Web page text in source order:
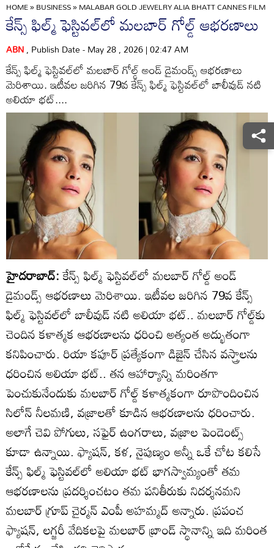
HOME»BUSINESS»MALABAR GOLD JEWELRY ALIA BHATT CANNES FILM
కేన్స్‌ ఫిల్మ్‌ ఫెస్టివల్‌లో మలబార్‌ గోల్డ్‌ ఆభరణాలు
ABN, Publish Date - May 28 , 2026 | 02:47 AM
కేన్స్‌ ఫిల్మ్‌ ఫెస్టివల్‌లో మలబార్‌ గోల్డ్‌ అండ్‌ డైమండ్స్‌ ఆభరణాలు
మెరిశాయి. ఇటీవల జరిగిన 79వ కేన్స్‌ ఫిల్మ్‌ ఫెస్టివల్‌లో బాలీవుడ్‌ నటి
అలియా భట్‌....
హైదరాబాద్‌:కేన్స్‌ ఫిల్మ్‌ ఫెస్టివల్‌లో మలబార్‌ గోల్డ్‌ అండ్‌
డైమండ్స్‌ ఆభరణాలు మెరిశాయి. ఇటీవల జరిగిన 79వ కేన్స్‌
ఫిల్మ్‌ ఫెస్టివల్‌లో బాలీవుడ్‌ నటి అలియా భట్‌.. మలబార్‌ గోల్డ్‌కు
చెందిన కళాత్మక ఆభరణాలను ధరించి అత్యంత అద్భుతంగా
కనిపించారు. రియా కపూర్‌ ప్రత్యేకంగా డిజైన్‌ చేసిన వస్త్రాలను
ధరించిన అలియా భట్‌.. తన ఆహార్యాన్ని మరింతగా
పెంచుకునేందుకు మలబార్‌ గోల్డ్‌ కళాత్మకంగా రూపొందించిన
సిలోన్‌ నీలమణి, వజ్రాలతో కూడిన ఆభరణాలను ధరించారు.
అలాగే చెవి పోగులు, సఫైర్‌ ఉంగరాలు, వజ్రాల పెండెంట్స్‌
కూడా ఉన్నాయి. ఫ్యాషన్‌, కళ, నైపుణ్యం అన్నీ ఒకే చోట కలిసే
కేన్స్‌ ఫిల్మ్‌ ఫెస్టివల్‌లో అలియా భట్‌ భాగస్వామ్యంతో తమ
ఆభరణాలను ప్రదర్శించటం తమ పనితీరుకు నిదర్శనమని
మలబార్‌ గ్రూప్‌ చైర్మన్‌ ఎంపీ అహమ్మద్‌ అన్నారు. ప్రపంచ
ఫ్యాషన్‌, లగ్జరీ వేదికలపై మలబార్‌ బ్రాండ్‌ స్థానాన్ని ఇది మరింత